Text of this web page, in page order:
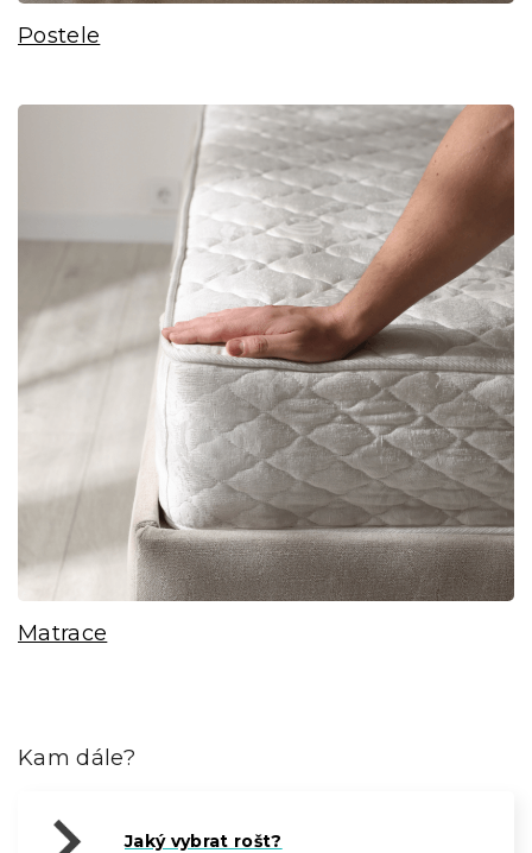
Postele
Matrace
Kam dále?
Jaký vybrat rošt?